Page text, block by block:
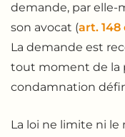
demande, par elle-
son avocat (art.
La demande est
tout moment de la
condamnation
La loi ne limite ni